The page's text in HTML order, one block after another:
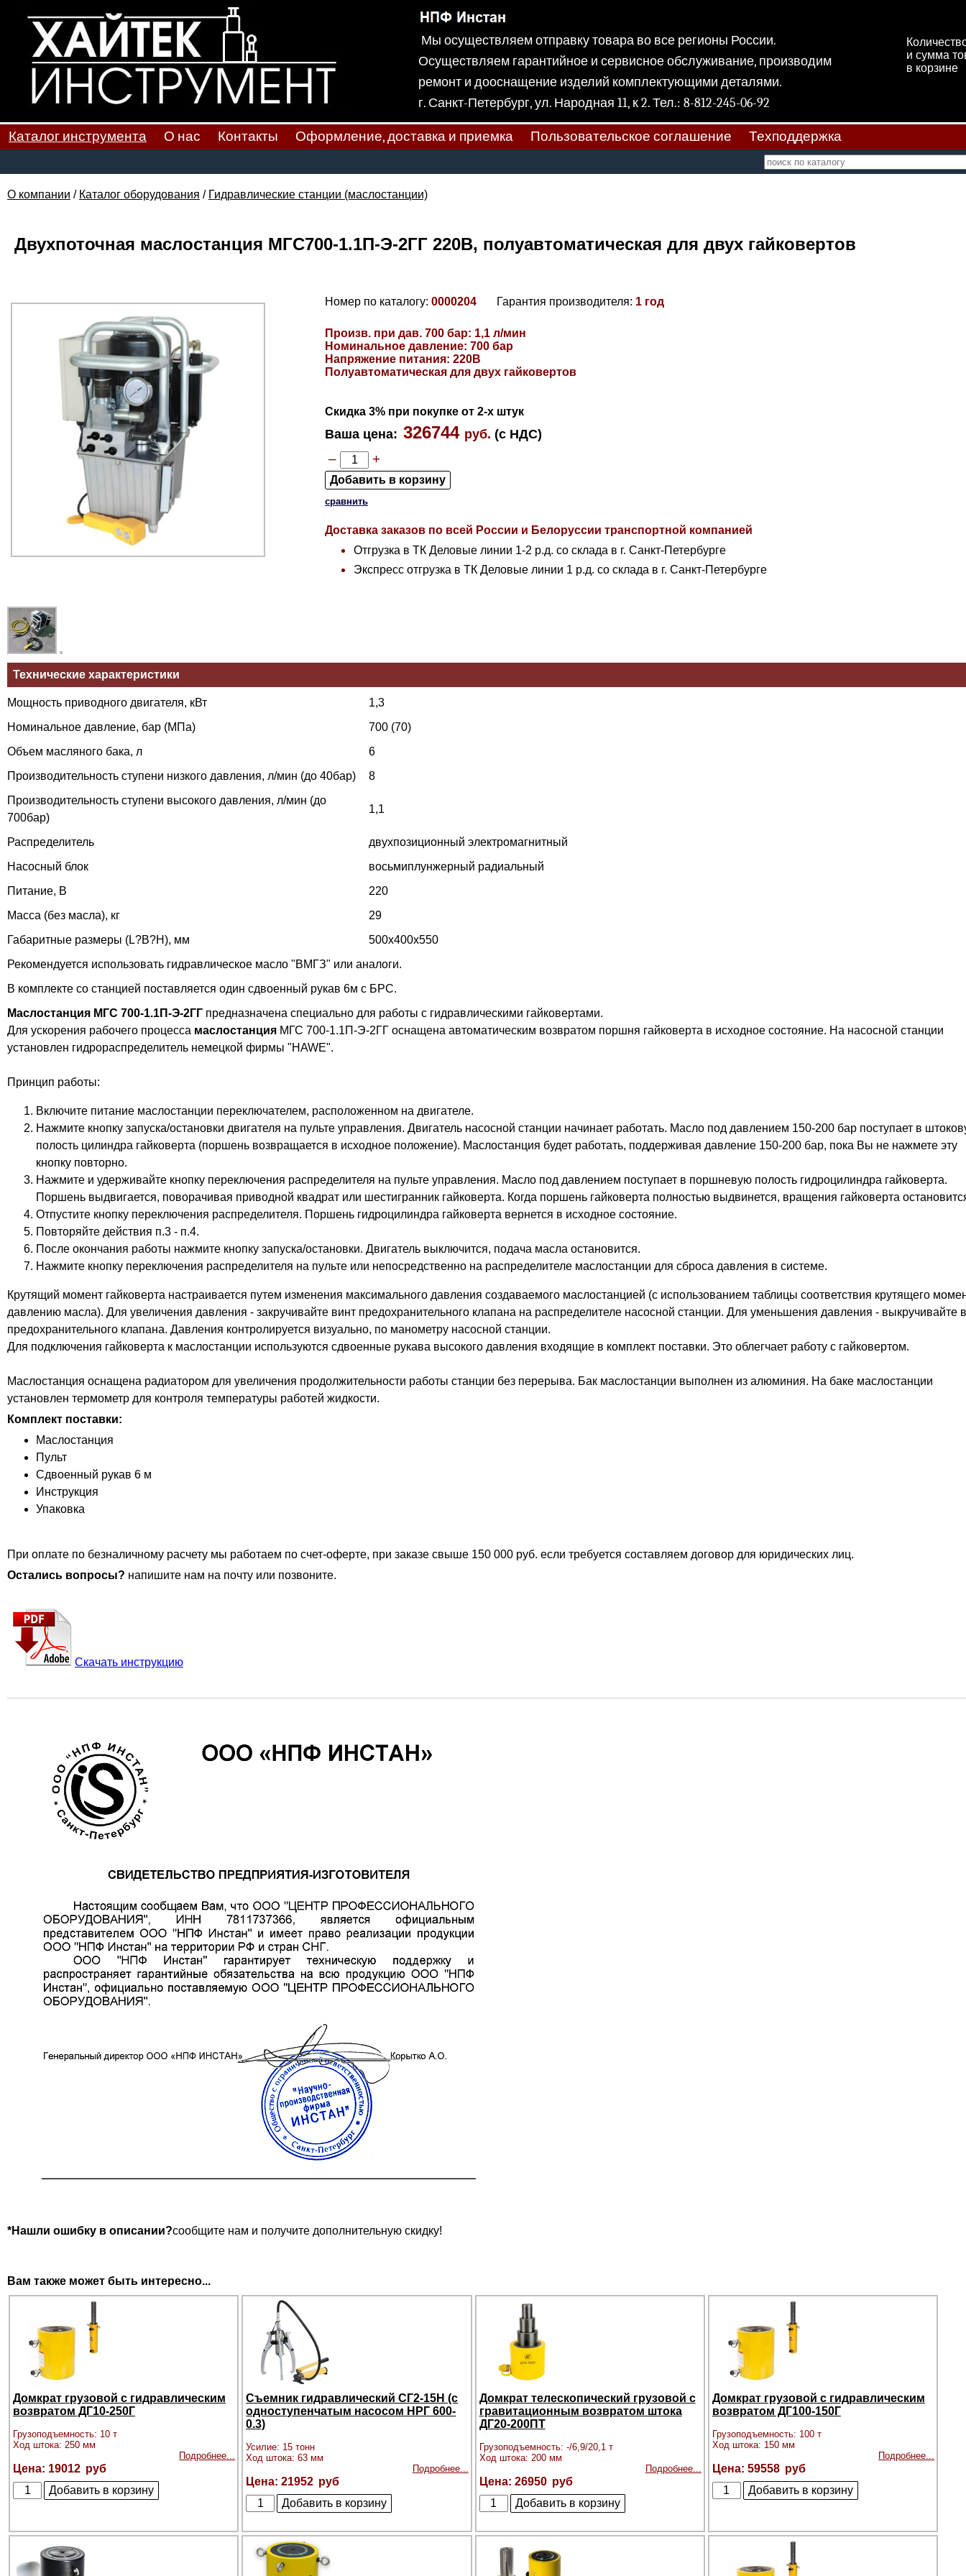
Мы осуществляем отправку товара во все регионы России.
Осуществляем гарантийное и сервисное обслуживание, производим
ремонт и дооснащение изделий комплектующими деталями.
г. Санкт-Петербург, ул. Народная 11, к 2. Тел.: 8-812-245-06-92
и сумма
в корзине
Каталог инструмента О нас Контакты Оформление, доставка и приемка Пользовательское соглашение Техподдержка
О компании / Каталог оборудования / Гидравлические станции (маслостанции)
Двухпоточная маслостанция МГС700-1.1П-Э-2ГГ 220В, полуавтоматическая для двух гайковертов
Номер по каталогу: 0000204 Гарантия производителя: 1 год
Произв. при дав. 700 бар: 1,1 л/мин
Номинальное давление: 700 бар
Напряжение питания: 220В
Полуавтоматическая для двух гайковертов
Скидка 3% при покупке от 2-х штук
Ваша цена: 326744 руб. (с НДС)
– +
сравнить
Доставка заказов по всей России и Белоруссии транспортной компанией
Отгрузка в ТК Деловые линии 1-2 р.д. со склада в г. Санкт-Петербурге
Экспресс отгрузка в ТК Деловые линии 1 р.д. со склада в г. Санкт-Петербурге
Технические характеристики
Мощность приводного двигателя, кВт
1,3
Номинальное давление, бар (МПа)
700 (70)
Объем масляного бака, л
6
Производительность ступени низкого давления, л/мин (до 40бар)
8
Производительность ступени высокого давления, л/мин (до
700бар)
1,1
Распределитель
двухпозиционный электромагнитный
Насосный блок
восьмиплунжерный радиальный
Питание, В
220
Масса (без масла), кг
29
Габаритные размеры (L?B?H), мм
500х400х550
Рекомендуется использовать гидравлическое масло "ВМГЗ" или аналоги.
В комплекте со станцией поставляется один сдвоенный рукав 6м с БРС.
Маслостанция МГС 700-1.1П-Э-2ГГ предназначена специально для работы с гидравлическими гайковертами.
Для ускорения рабочего процесса маслостанция МГС 700-1.1П-Э-2ГГ оснащена автоматическим возвратом поршня гайковерта в исходное состояние. На насосной станции
установлен гидрораспределитель немецкой фирмы "HAWE".
Принцип работы:
Включите питание маслостанции переключателем, расположенном на двигателе.
Нажмите кнопку запуска/остановки двигателя на пульте управления. Двигатель насосной станции начинает работать. Масло под давлением 150-200 бар поступает в
полость цилиндра гайковерта (поршень возвращается в исходное положение). Маслостанция будет работать, поддерживая давление 150-200 бар, пока Вы не нажмете эту
кнопку повторно.
Нажмите и удерживайте кнопку переключения распределителя на пульте управления. Масло под давлением поступает в поршневую полость гидроцилиндра гайковерта.
Поршень выдвигается, поворачивая приводной квадрат или шестигранник гайковерта. Когда поршень гайковерта полностью выдвинется, вращения гайковерта
Отпустите кнопку переключения распределителя. Поршень гидроцилиндра гайковерта вернется в исходное состояние.
Повторяйте действия п.3 - п.4.
После окончания работы нажмите кнопку запуска/остановки. Двигатель выключится, подача масла остановится.
Нажмите кнопку переключения распределителя на пульте или непосредственно на распределителе маслостанции для сброса давления в системе.
Крутящий момент гайковерта настраивается путем изменения максимального давления создаваемого маслостанцией (с использованием таблицы соответствия крутящего
давлению масла). Для увеличения давления - закручивайте винт предохранительного клапана на распределителе насосной станции. Для уменьшения давления - выкручивайте
предохранительного клапана. Давления контролируется визуально, по манометру насосной станции.
Для подключения гайковерта к маслостанции используются сдвоенные рукава высокого давления входящие в комплект поставки. Это облегчает работу с гайковертом.
Маслостанция оснащена радиатором для увеличения продолжительности работы станции без перерыва. Бак маслостанции выполнен из алюминия. На баке маслостанции
установлен термометр для контроля температуры работей жидкости.
Комплект поставки:
Маслостанция
Пульт
Сдвоенный рукав 6 м
Инструкция
Упаковка
При оплате по безналичному расчету мы работаем по счет-оферте, при заказе свыше 150 000 руб. если требуется составляем договор для юридических лиц.
Остались вопросы? напишите нам на почту или позвоните.
Скачать инструкцию
*Нашли ошибку в описании?сообщите нам и получите дополнительную скидку!
Вам также может быть интересно...
Домкрат грузовой с гидравлическим
возвратом ДГ10-250Г
Грузоподъемность: 10 т
Ход штока: 250 мм
Подробнее...
19012
Съемник гидравлический СГ2-15Н (с
одноступенчатым насосом НРГ 600-
0.3)
Усилие: 15 тонн
Ход штока: 63 мм
Подробнее...
21952
Домкрат телескопический грузовой с
гравитационным возвратом штока
ДГ20-200ПТ
Грузоподъемность: -/6,9/20,1 т
Ход штока: 200 мм
Подробнее...
26950
Домкрат грузовой с гидравлическим
возвратом ДГ100-150Г
Грузоподъемность: 100 т
Ход штока: 150 мм
Подробнее...
59558